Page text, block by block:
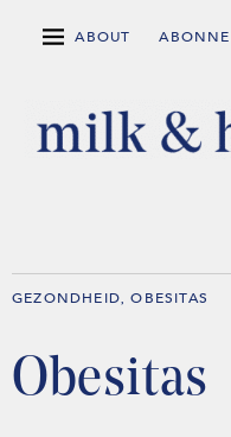
ABOUT
GEZONDHEID ,OBESITAS
Obesitas